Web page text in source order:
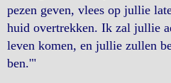
pezen geven, vlees op jullie
huid overtrekken. Ik zal jullie
leven komen, en jullie zullen
ben.'"